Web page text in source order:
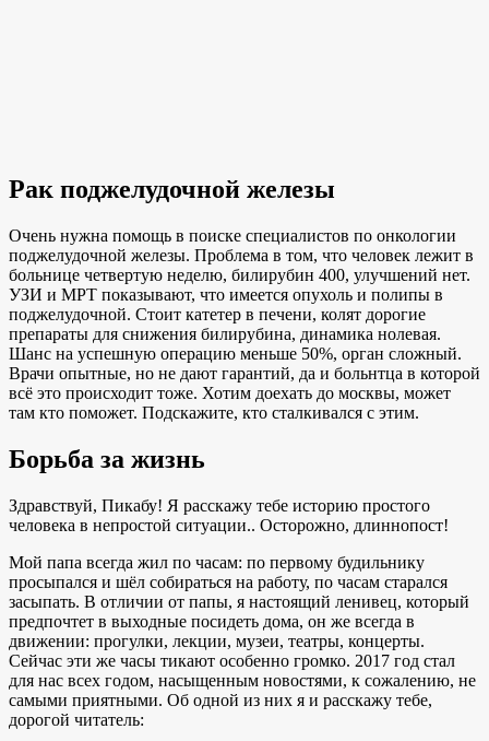
Рак поджелудочной железы
Очень нужна помощь в поиске специалистов по онкологии
поджелудочной железы. Проблема в том, что человек лежит в
больнице четвертую неделю, билирубин 400, улучшений нет.
УЗИ и МРТ показывают, что имеется опухоль и полипы в
поджелудочной. Стоит катетер в печени, колят дорогие
препараты для снижения билирубина, динамика нолевая.
Шанс на успешную операцию меньше 50%, орган сложный.
Врачи опытные, но не дают гарантий, да и больнтца в которой
всё это происходит тоже. Хотим доехать до москвы, может
там кто поможет. Подскажите, кто сталкивался с этим.
Борьба за жизнь
Здравствуй, Пикабу! Я расскажу тебе историю простого
человека в непростой ситуации.. Осторожно, длиннопост!
Мой папа всегда жил по часам: по первому будильнику
просыпался и шёл собираться на работу, по часам старался
засыпать. В отличии от папы, я настоящий ленивец, который
предпочтет в выходные посидеть дома, он же всегда в
движении: прогулки, лекции, музеи, театры, концерты.
Сейчас эти же часы тикают особенно громко. 2017 год стал
для нас всех годом, насыщенным новостями, к сожалению, не
самыми приятными. Об одной из них я и расскажу тебе,
дорогой читатель: